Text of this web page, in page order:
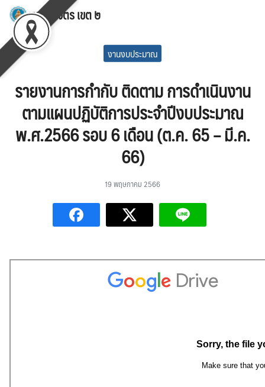
Skip
content
สพป.พิจิตร เขต ๒
for:
งานงบประมาณ
รายงานการกำกับ ติดตาม การดำเนินงาน
ตามแผนปฏิบัติการประจำปีงบประมาณ
พ.ศ.2566 รอบ 6 เดือน (ต.ค. 65 – มี.ค.
66)
19 พฤษภาคม 2566